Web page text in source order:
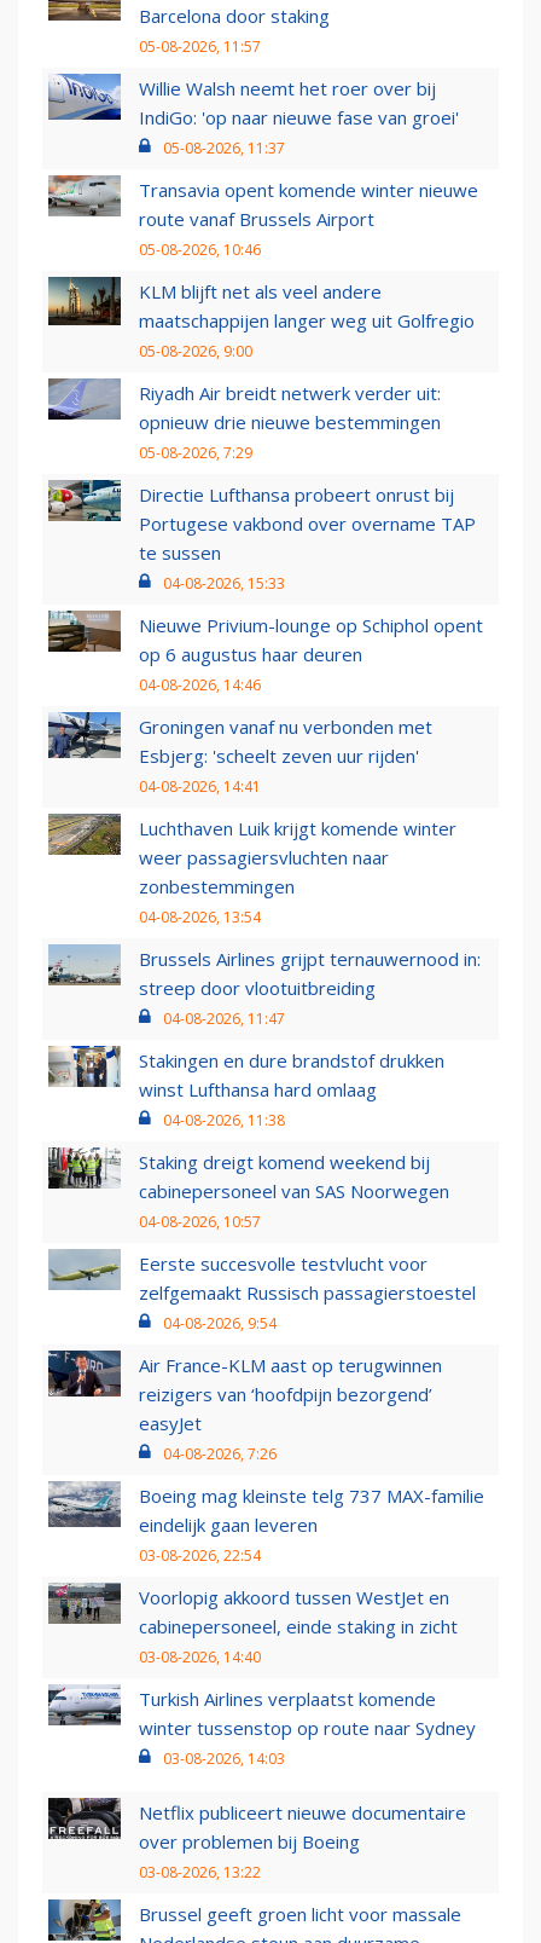
Barcelona door staking
05-08-2026, 11:57
Willie Walsh neemt het roer over bij
IndiGo: 'op naar nieuwe fase van groei'
05-08-2026, 11:37
Transavia opent komende winter nieuwe
route vanaf Brussels Airport
05-08-2026, 10:46
KLM blijft net als veel andere
maatschappijen langer weg uit Golfregio
05-08-2026, 9:00
Riyadh Air breidt netwerk verder uit:
opnieuw drie nieuwe bestemmingen
05-08-2026, 7:29
Directie Lufthansa probeert onrust bij
Portugese vakbond over overname TAP
te sussen
04-08-2026, 15:33
Nieuwe Privium-lounge op Schiphol opent
op 6 augustus haar deuren
04-08-2026, 14:46
Groningen vanaf nu verbonden met
Esbjerg: 'scheelt zeven uur rijden'
04-08-2026, 14:41
Luchthaven Luik krijgt komende winter
weer passagiersvluchten naar
zonbestemmingen
04-08-2026, 13:54
Brussels Airlines grijpt ternauwernood in:
streep door vlootuitbreiding
04-08-2026, 11:47
Stakingen en dure brandstof drukken
winst Lufthansa hard omlaag
04-08-2026, 11:38
Staking dreigt komend weekend bij
cabinepersoneel van SAS Noorwegen
04-08-2026, 10:57
Eerste succesvolle testvlucht voor
zelfgemaakt Russisch passagierstoestel
04-08-2026, 9:54
Air France-KLM aast op terugwinnen
reizigers van ‘hoofdpijn bezorgend’
easyJet
04-08-2026, 7:26
Boeing mag kleinste telg 737 MAX-familie
eindelijk gaan leveren
03-08-2026, 22:54
Voorlopig akkoord tussen WestJet en
cabinepersoneel, einde staking in zicht
03-08-2026, 14:40
Turkish Airlines verplaatst komende
winter tussenstop op route naar Sydney
03-08-2026, 14:03
Netflix publiceert nieuwe documentaire
over problemen bij Boeing
03-08-2026, 13:22
Brussel geeft groen licht voor massale